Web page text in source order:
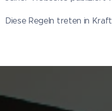
Diese Regeln treten in